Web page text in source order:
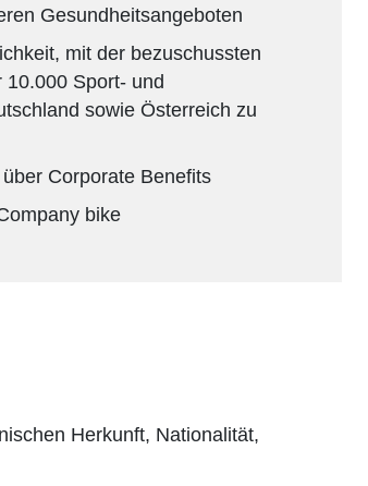
Gesundheitsangeboten
mit der bezuschussten
Sport- und
sowie Österreich zu
Corporate Benefits
bike
Herkunft, Nationalität,